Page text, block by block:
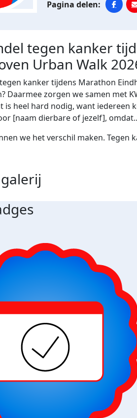
tegen kanker
Urban Walk
kanker tijdens Marathon
Daarmee zorgen we samen met
is heel hard nodig, want iedereen
[naam dierbare of jezelf],
we het verschil maken. Tegen
galerij